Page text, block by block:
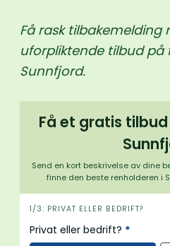
Få rask tilbakemelding
uforpliktende tilbud på
Sunnfjord.
Få et gratis
Send en kort beskrivelse av dine
finne den beste renholderen i
i
n
n
1/3: PRIVAT ELLER BEDRIFT?
Privat eller bedrift? *